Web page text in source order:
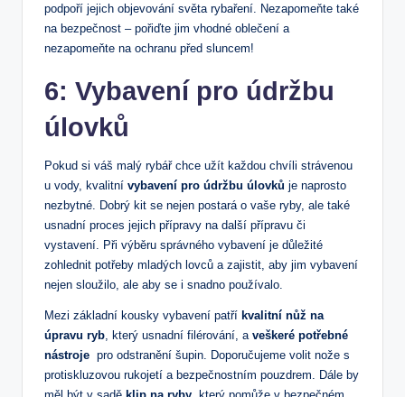
podpoří jejich⁣ objevování světa rybaření.⁤ Nezapomeňte také⁢
na bezpečnost – pořiďte ​jim vhodné oblečení a
nezapomeňte na⁤ ochranu ⁣před sluncem!
6: Vybavení ‍pro ‍údržbu
úlovků
Pokud‌ si⁤ váš malý rybář chce užít‌ každou chvíli strávenou
⁢u vody, kvalitní vybavení pro údržbu úlovků je naprosto
⁢nezbytné. Dobrý ‌kit se‍ nejen postará ​o vaše ryby, ale také
usnadní proces jejich přípravy na ‍další⁢ přípravu či
vystavení. Při výběru správného vybavení ⁢je důležité
zohlednit potřeby mladých lovců a⁢ zajistit, aby jim vybavení
nejen sloužilo, ale aby se i ⁣snadno používalo.
Mezi základní kousky vybavení patří kvalitní nůž na
úpravu‍ ryb , který usnadní filérování, a veškeré potřebné
nástroje ​ pro odstranění šupin. Doporučujeme volit ‍nože‍ s⁢
protiskluzovou rukojetí a bezpečnostním⁣ pouzdrem. Dále‍ by